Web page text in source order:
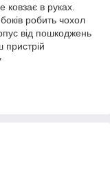
в руках.
робить чохол
від пошкоджень
пристрій